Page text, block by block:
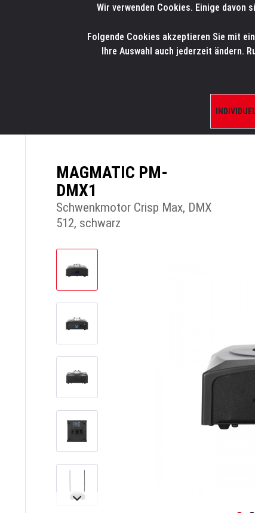
HOME
MAGMATIC PM-
DMX1
Schwenkmotor Crisp Max, DMX
512, schwarz
Wir verwenden Cookies. Einige davon
Folgende Cookies akzeptieren Sie mit
Ihre Auswahl auch jederzeit ändern.